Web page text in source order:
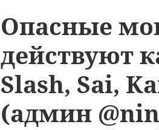
Опасные
действуют
Slash, Sai,
(админ